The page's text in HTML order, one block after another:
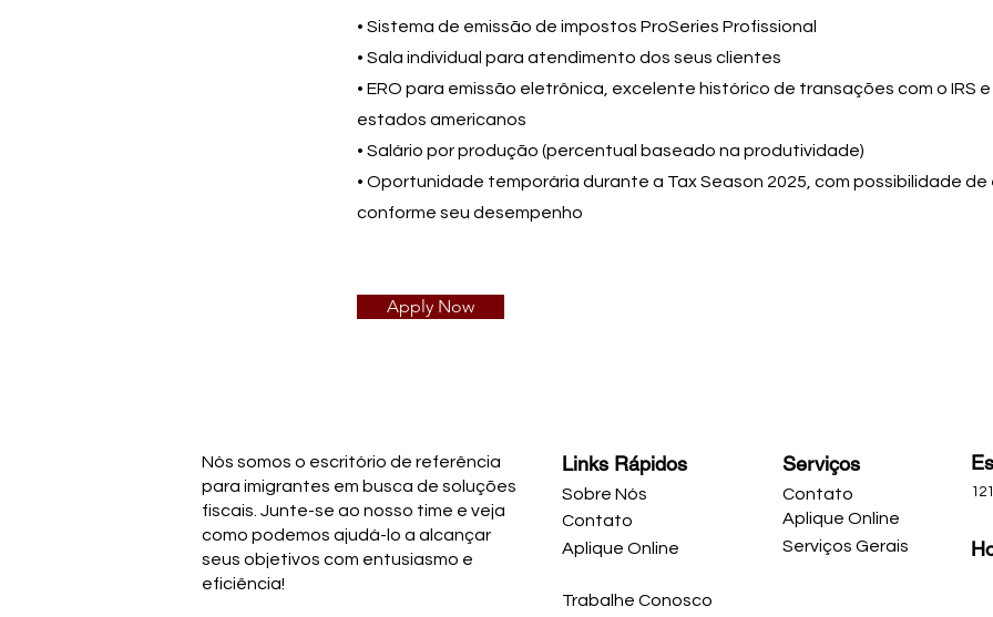
• Sistema de emissão de impostos ProSeries Profissional
• Sala individual para atendimento dos seus clientes
• ERO para emissão eletrônica, excelente histórico de transações com o IRS
estados americanos
• Salário por produção (percentual baseado na produtividade)
• Oportunidade temporária durante a Tax Season 2025, com possibilidade
conforme seu desempenho
Apply Now
Nós somos o escritório de referência
para imigrantes em busca de soluções
fiscais. Junte-se ao nosso time e veja
como podemos ajudá-lo a alcançar
seus objetivos com entusiasmo e
eficiência!
Links Rápidos
Sobre Nós
Contato
Aplique Online
Trabalhe Conosco
Serviços
Contato
Aplique Online
Serviços Gerais